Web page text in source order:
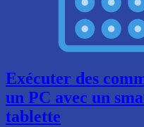
Exécuter des
un PC avec un
tablette